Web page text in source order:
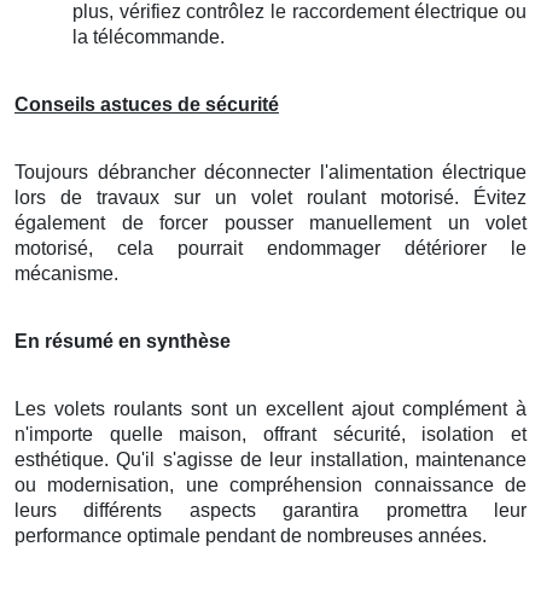
plus, vérifiez contrôlez le raccordement électrique ou
la télécommande.
Conseils astuces de sécurité
Toujours débrancher déconnecter l'alimentation électrique
lors de travaux sur un volet roulant motorisé. Évitez
également de forcer pousser manuellement un volet
motorisé, cela pourrait endommager détériorer le
mécanisme.
En résumé en synthèse
Les volets roulants sont un excellent ajout complément à
n'importe quelle maison, offrant sécurité, isolation et
esthétique. Qu'il s'agisse de leur installation, maintenance
ou modernisation, une compréhension connaissance de
leurs différents aspects garantira promettra leur
performance optimale pendant de nombreuses années.